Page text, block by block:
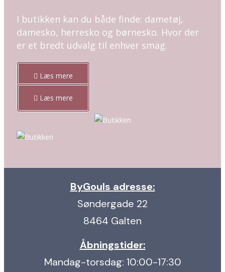
I butikken kan du både finde: dametøj,
damesko, herresko og børnesko. Hvor der
er et bredt udvalg til enhver smag.
Læs mere
Læs mere
ByGouls adresse:
Søndergade 22
8464 Galten
Åbningstider:
Mandag-torsdag: 10:00-17:30